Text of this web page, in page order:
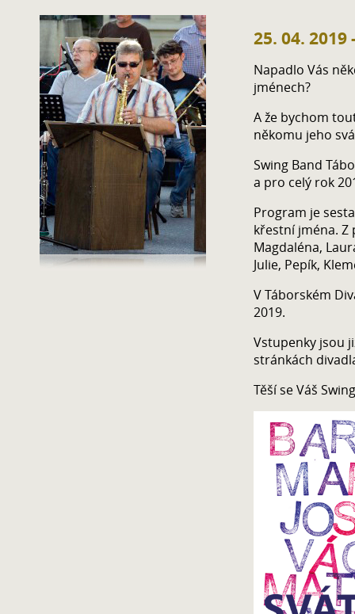
25. 04.
Napadlo Vás
jménech?
A že bychom
někomu jeho
Swing Band
a pro celý rok
Program je
křestní jména. Z
Magdaléna,
Julie, Pepík,
V Táborském
2019.
Vstupenky jsou
stránkách
Těší se Váš